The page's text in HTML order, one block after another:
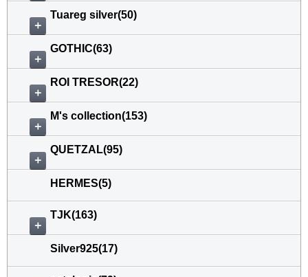
＋
Tuareg silver(50)
＋
GOTHIC(63)
＋
ROI TRESOR(22)
＋
M's collection(153)
＋
QUETZAL(95)
HERMES(5)
＋
TJK(163)
Silver925(17)